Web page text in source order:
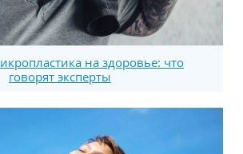
на здоровье: что
говорят эксперты